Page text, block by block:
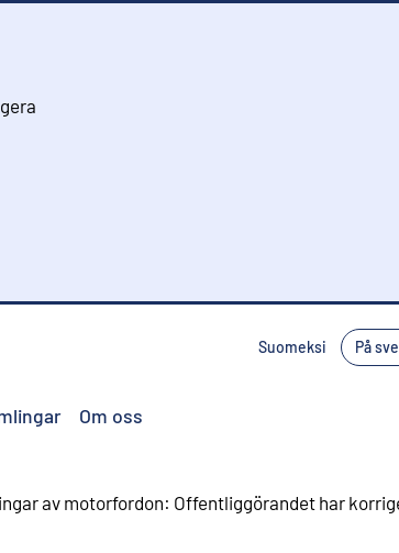
Suomeksi På
Om oss
av motorfordon: Offentliggörandet har